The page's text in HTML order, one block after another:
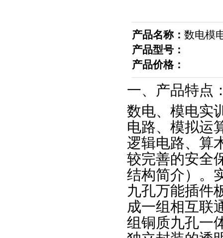
产品名称： 数电模
产品型号：
产品价格：
一、产品特点
数电、模电实
电路、模拟运
逻辑电路、算
较完善的安全
结构简介）。
九孔万能插件
成一组相互联
组铜质九孔一